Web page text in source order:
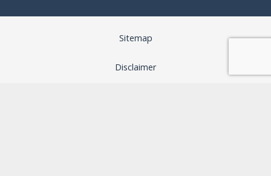
Sitemap
Disclaimer